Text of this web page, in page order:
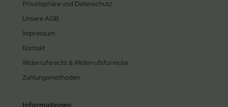
Privatsphäre und Datenschutz
Unsere AGB
Impressum
Kontakt
Widerrufsrecht & Widerrufsformular
Zahlungsmethoden
Informationen